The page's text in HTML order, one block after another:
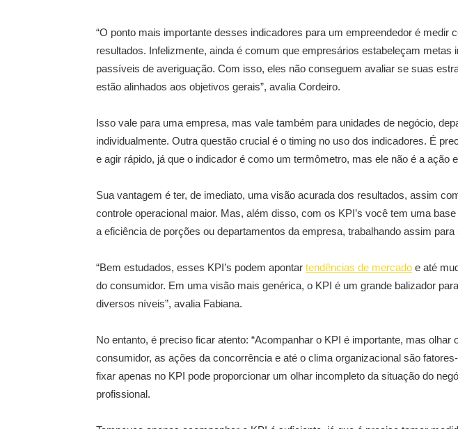
“O ponto mais importante desses indicadores para um empreendedor é medir
resultados. Infelizmente, ainda é comum que empresários estabeleçam metas
passíveis de averiguação. Com isso, eles não conseguem avaliar se suas
estão alinhados aos objetivos gerais”, avalia Cordeiro.
Isso vale para uma empresa, mas vale também para unidades de negócio,
individualmente. Outra questão crucial é o timing no uso dos indicadores. É
e agir rápido, já que o indicador é como um termômetro, mas ele não é a ação
Sua vantagem é ter, de imediato, uma visão acurada dos resultados, assim
controle operacional maior. Mas, além disso, com os KPI’s você tem uma
a eficiência de porções ou departamentos da empresa, trabalhando assim
“Bem estudados, esses KPI’s podem apontar tendências de mercado e até
do consumidor. Em uma visão mais genérica, o KPI é um grande balizador
diversos níveis”, avalia Fabiana.
No entanto, é preciso ficar atento: “Acompanhar o KPI é importante, mas olhar
consumidor, as ações da concorrência e até o clima organizacional são
fixar apenas no KPI pode proporcionar um olhar incompleto da situação do
profissional.